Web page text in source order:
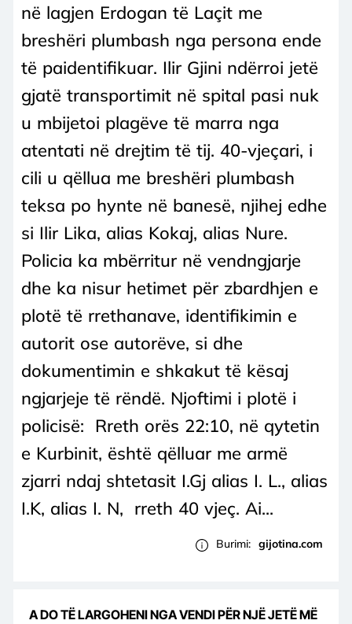
në lagjen Erdogan të Laçit me
breshëri plumbash nga persona ende
të paidentifikuar. Ilir Gjini ndërroi jetë
gjatë transportimit në spital pasi nuk
u mbijetoi plagëve të marra nga
atentati në drejtim të tij. 40-vjeçari, i
cili u qëllua me breshëri plumbash
teksa po hynte në banesë, njihej edhe
si Ilir Lika, alias Kokaj, alias Nure.
Policia ka mbërritur në vendngjarje
dhe ka nisur hetimet për zbardhjen e
plotë të rrethanave, identifikimin e
autorit ose autorëve, si dhe
dokumentimin e shkakut të kësaj
ngjarjeje të rëndë. Njoftimi i plotë i
policisë: Rreth orës 22:10, në qytetin
e Kurbinit, është qëlluar me armë
zjarri ndaj shtetasit I.Gj alias I. L., alias
I.K, alias I. N, rreth 40 vjeç. Ai...
Burimi: gijotina.com
A DO TË LARGOHENI NGA VENDI PËR NJË JETË MË